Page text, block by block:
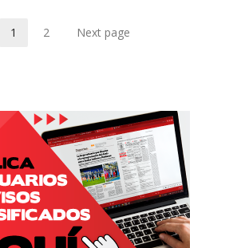
Page
1 Page
2 Next page